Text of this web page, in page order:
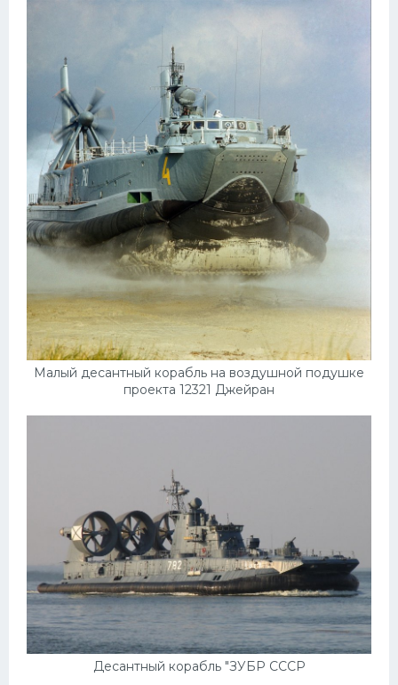
Малый десантный корабль на воздушной подушке
проекта 12321 Джейран
Десантный корабль "ЗУБР СССР